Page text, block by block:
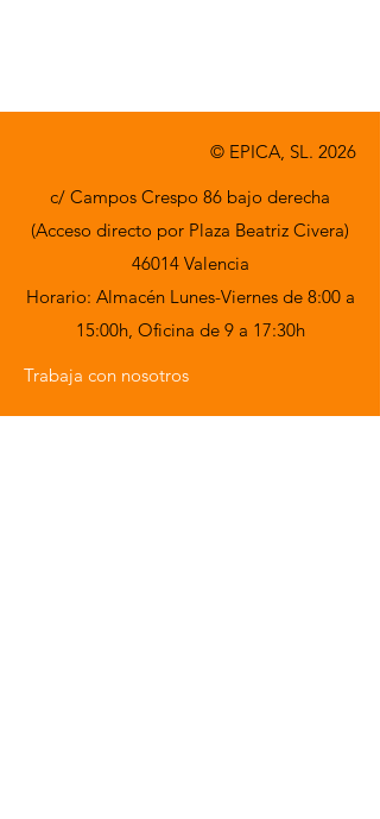
© EPICA, SL. 2026
c/ Campos Crespo 86 bajo derecha
(Acceso directo por Plaza Beatriz Civera)
46014 Valencia
Horario: Almacén Lunes-Viernes de 8:00 a
15:00h, Oficina de 9 a 17:30h
Trabaja con nosotros